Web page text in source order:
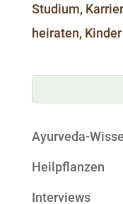
Studium,
heiraten,
Ayurveda-
Heilpflanzen
Interviews